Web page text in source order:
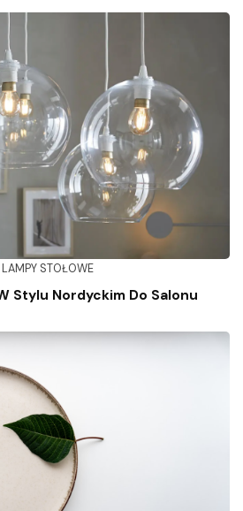
LAMPY STOŁOWE
Stylu Nordyckim Do Salonu